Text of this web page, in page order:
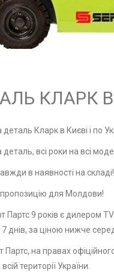
КЛАРК В
Кларк в Києві і по
деталь, всі роки на всі
в наявності на складі!
для Молдови!
Партс 9 років є дилером
7 днів, за ціною нижче
на правах
території України.